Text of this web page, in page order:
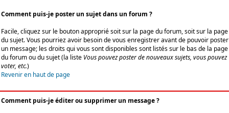
Comment puis-je poster un sujet dans un forum ?
Facile, cliquez sur le bouton approprié soit sur la page du forum, soit sur la page
du sujet. Vous pourriez avoir besoin de vous enregistrer avant de pouvoir poster
un message; les droits qui vous sont disponibles sont listés sur le bas de la page
du forum ou du sujet (la liste Vous pouvez poster de nouveaux sujets, vous pouvez
voter, etc.)
Revenir en haut de page
Comment puis-je éditer ou supprimer un message ?